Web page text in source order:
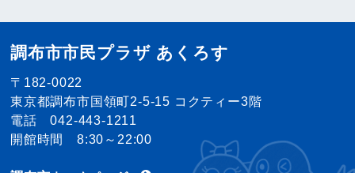
調布市市民プラザ あくろす
〒182-0022
東京都調布市国領町2-5-15 コクティー3階
電話 042-443-1211
開館時間 8:30～22:00